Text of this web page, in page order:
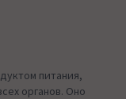
питания,
органов. Оно